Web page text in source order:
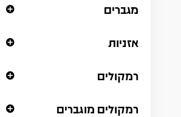
מגברים
אזניות
רמקולים
רמקולים מוגברים